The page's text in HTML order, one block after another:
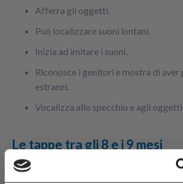
Afferra gli oggetti.
Può localizzare suoni lontani.
Inizia ad imitare i suoni.
Riconosce i genitori e mostra di aver
estranei.
Vocalizza allo specchio e agli oggetti.
Le tappe tra gli 8 e i 9 mesi